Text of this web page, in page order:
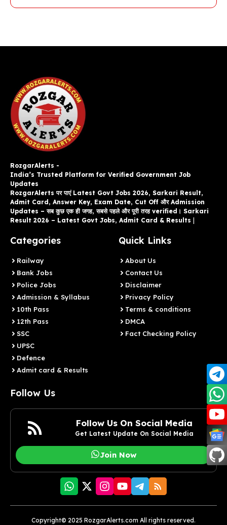
RozgarAlerts -
India’s Trusted Platform for Verified Government Job
Updates
RozgarAlerts पर पाएं Latest Govt Jobs 2026, Sarkari Result,
Admit Card, Answer Key, Exam Date, Cut Off और Admission
Updates – सब कुछ एक ही जगह, सबसे पहले और पूरी तरह verified। Sarkari
Result 2026 – Latest Govt Jobs, Admit Card & Results
Categories
Railway
Bank Jobs
Police Jobs
Admission & Syllabus
10th Pass
12th Pass
SSC
UPSC
Defence
Admit card & Results
Quick Links
About Us
Contact Us
Disclaimer
Privacy Policy
Terms & conditions
DMCA
Fact Checking Policy
Follow Us
Follow Us On Social Media
Get Latest Update On Social Media
Join Now
Copyright© 2025 RozgarAlerts.com All rights reserved.